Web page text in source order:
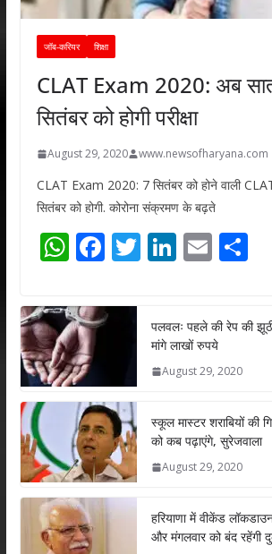
जॉब-करियर शिक्षा
CLAT Exam 2020: अब
सितंबर को होगी परीक्षा
August 29, 2020 www.newsofharyana.com
CLAT Exam 2020: 7 सितंबर को होने वाली
सितंबर को होगी. कोरोना संक्रमण के बढ़ते
W
at
s
A
p
p
F
e
b
o
k
T
er
Li
e
dI
n
E
l
S
e
पलवलः पहले की रेप की
मांगे लाखों रुपये
August 29, 2020
स्कूल मास्टर शराबियों की
को कब पढ़ाएंगे, सुरेजवाला
August 29, 2020
हरियाणा में वीकेंड
और मंगलवार को बंद रहेंगी